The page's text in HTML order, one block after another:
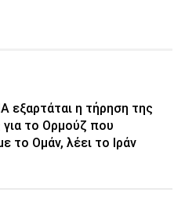
εξαρτάται η τήρηση της
το Ορμούζ που
το Ομάν, λέει το Ιράν